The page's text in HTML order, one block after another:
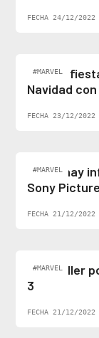
FECHA 24/12/2022
#MARVEL
Felices
Navidad
FECHA 23/12/2022
#MARVEL
¡Al fin hay
Sony
FECHA 21/12/2022
#MARVEL
Ben Stiller
3
FECHA 21/12/2022